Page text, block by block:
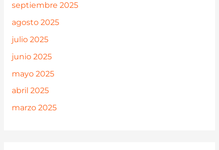
septiembre 2025
agosto 2025
julio 2025
junio 2025
mayo 2025
abril 2025
marzo 2025